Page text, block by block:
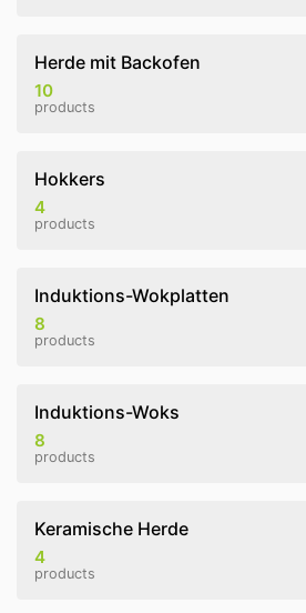
Herde mit Backofen
10
products
Hokkers
4
products
Induktions-Wokplatten
8
products
Induktions-Woks
8
products
Keramische Herde
4
products